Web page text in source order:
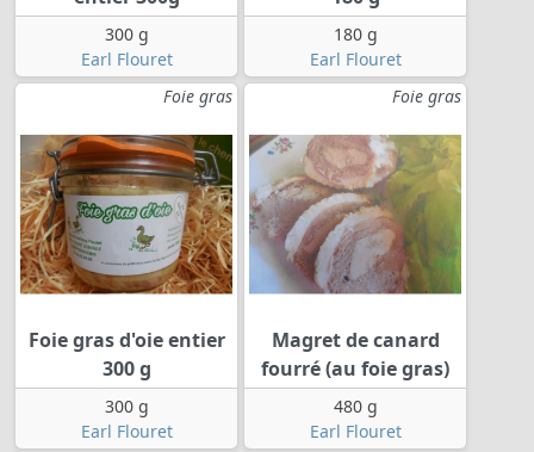
300 g
Earl Flouret
180 g
Earl Flouret
Foie gras
Foie gras d'oie entier
300 g
300 g
Earl Flouret
Foie gras
Magret de canard
fourré (au foie gras)
480 g
Earl Flouret